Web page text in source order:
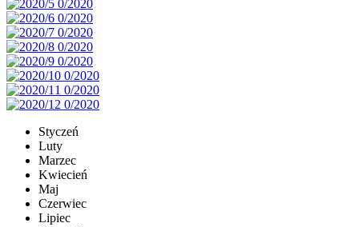
Styczeń
Luty
Marzec
Kwiecień
Maj
Czerwiec
Lipiec